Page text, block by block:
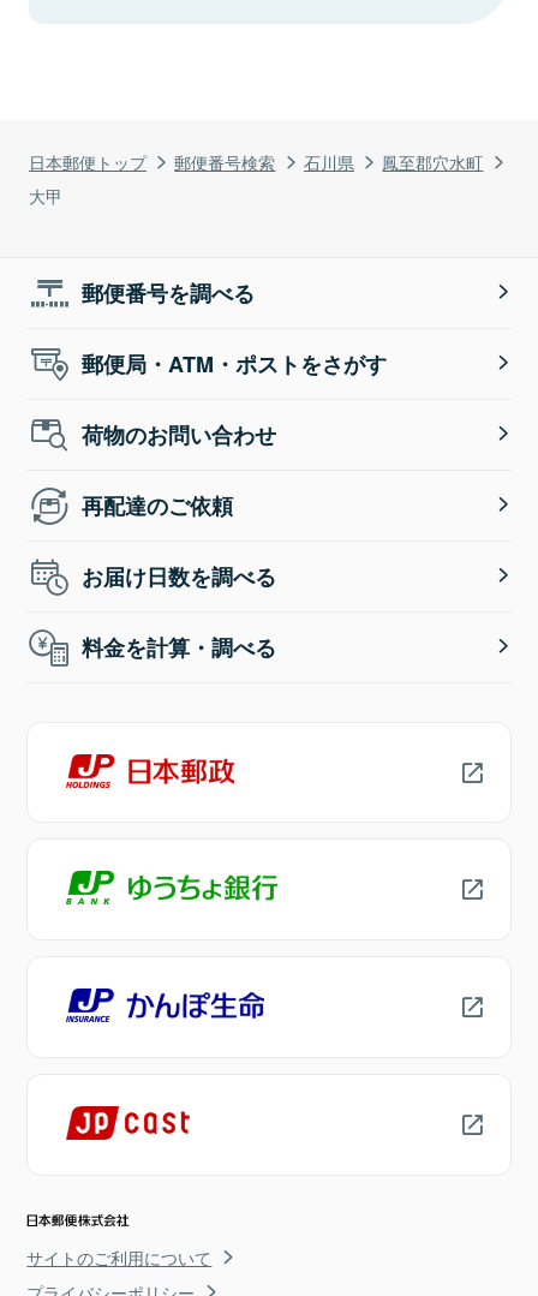
日本郵便トップ 郵便番号検索 石川県
鳳至郡穴水町
大甲
郵便番号を調べる
郵便局・ATM・ポストをさがす
荷物のお問い合わせ
再配達のご依頼
お届け日数を調べる
料金を計算・調べる
サイトのご利用について